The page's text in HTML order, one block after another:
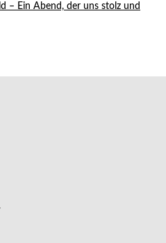
– Ein Abend, der uns stolz und